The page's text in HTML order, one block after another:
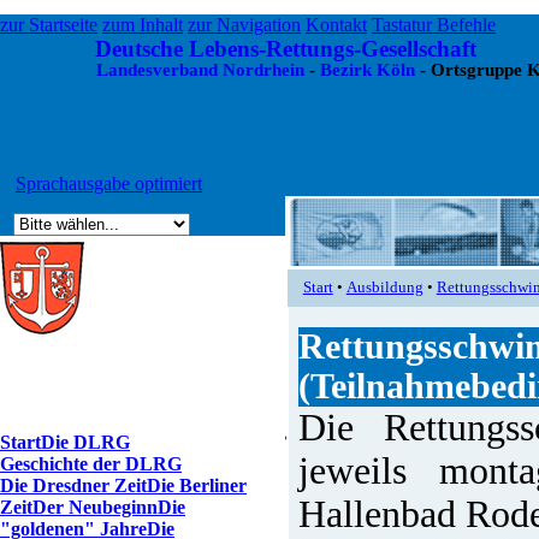
zur Startseite zum Inhalt zur Navigation Kontakt Tastatur Befehle
Deutsche Lebens-Rettungs-Gesellschaft
Landesverband Nordrhein- Bezirk Köln- Ortsgruppe
Sprachausgabe optimiert
StartDie DLRG
Geschichte der DLRG
Die Dresdner ZeitDie Berliner
ZeitDer NeubeginnDie
"goldenen" JahreDie
Start• Ausbildung •
Die
jeweils
Hallenbad